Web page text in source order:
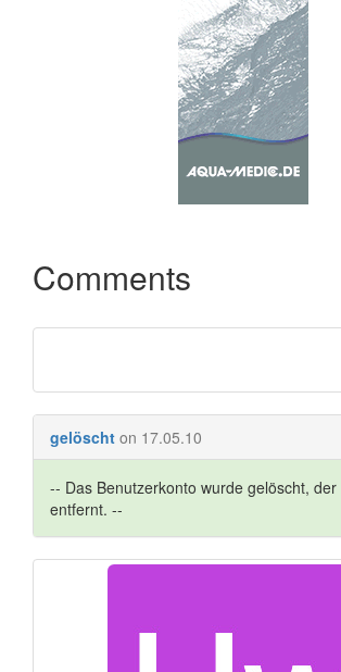
Comments
gelöscht on 17.05.10
-- Das Benutzerkonto wurde gelöscht,
entfernt. --